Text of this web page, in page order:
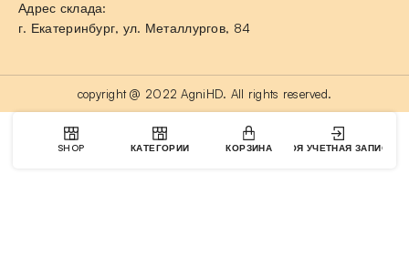
Адрес склада:
г. Екатеринбург, ул. Металлургов, 84
copyright @ 2022 AgniHD. All rights reserved.
SHOP КАТЕГОРИИ КОРЗИНА МОЯ УЧЕТНАЯ ЗАПИСЬ